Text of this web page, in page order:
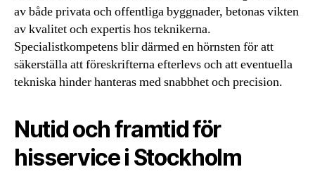
av både privata och offentliga byggnader, betonas vikten
av kvalitet och expertis hos teknikerna.
Specialistkompetens blir därmed en hörnsten för att
säkerställa att föreskrifterna efterlevs och att eventuella
tekniska hinder hanteras med snabbhet och precision.
Nutid och framtid för
hisservice i Stockholm